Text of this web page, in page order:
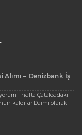
– Denizbank İş
1 hafta Çatalcadaki
kaldılar Daimi olarak